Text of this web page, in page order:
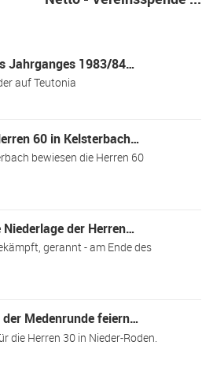
Jahrganges 1983/84…
auf Teutonia
60 in Kelsterbach…
bewiesen die Herren 60
der Herren…
gerannt - am Ende des
Medenrunde feiern…
die Herren 30 in Nieder-Roden.